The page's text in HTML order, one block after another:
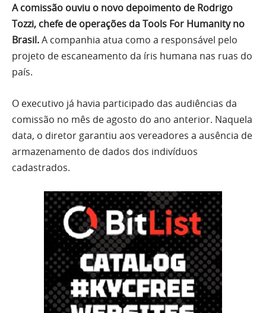
A comissão ouviu o novo depoimento de Rodrigo
Tozzi, chefe de operações da Tools For Humanity no
Brasil.A companhia atua como a responsável pelo
projeto de escaneamento da íris humana nas ruas do
país.
O executivo já havia participado das audiências da
comissão no mês de agosto do ano anterior. Naquela
data, o diretor garantiu aos vereadores a ausência de
armazenamento de dados dos indivíduos
cadastrados.